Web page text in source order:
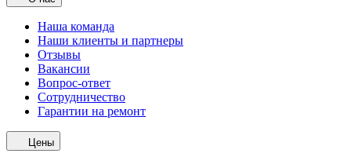
Наша команда
Наши клиенты и партнеры
Отзывы
Вакансии
Вопрос-ответ
Сотрудничество
Гарантии на ремонт
Цены